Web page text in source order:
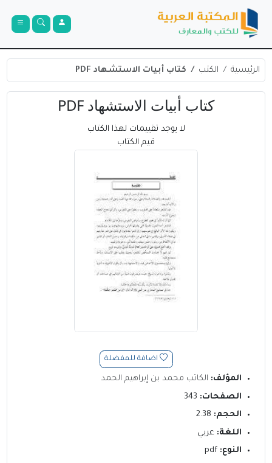
الرئيسية الكتب كتاب أبيات الاستشهاد PDF
كتاب أبيات الاستشهاد PDF
لا يوجد تقييمات لهذا الكتاب
قيم الكتاب
اضافة للمفضلة
المؤلف: الكاتب محمد بن إبراهيم الحمد
الصفحات:
الحجم:
اللغة: عربي
النوع: